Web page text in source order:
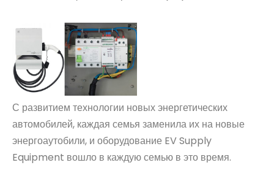
С развитием технологии новых энергетических
автомобилей, каждая семья заменила их на новые
энергоаутобили, и оборудование EV Supply
Equipment вошло в каждую семью в это время.